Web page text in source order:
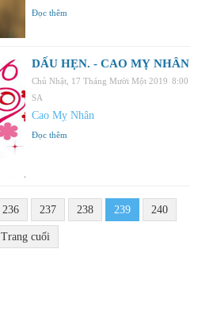
Đọc thêm
DẤU HẸN. - CAO MỴ NHÂN
Chủ Nhật, 17 Tháng Mười Một 2019 8:00
SA
Cao Mỵ Nhân
Đọc thêm
236 237 238 239 240
Trang cuối